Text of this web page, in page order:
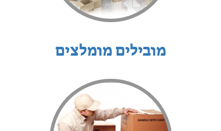
מובילים מומלצים